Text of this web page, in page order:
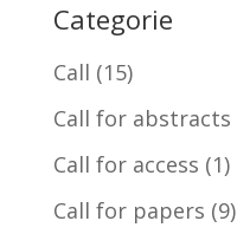
Categorie
Call (15)
Call for abstracts
Call for access (1)
Call for papers (9)